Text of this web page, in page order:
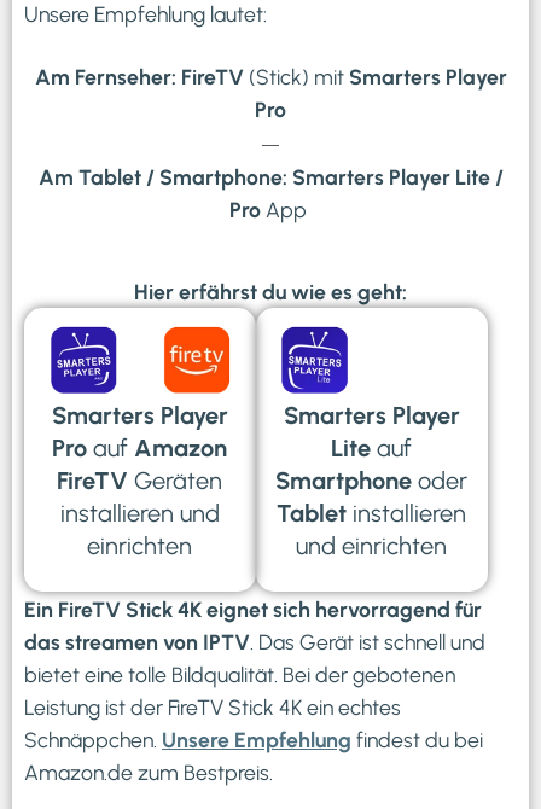
Unsere Empfehlung lautet:
Am Fernseher: FireTV (Stick) mit Smarters Player
Pro
—
Am Tablet / Smartphone: Smarters Player Lite /
Pro App
Hier erfährst du wie es geht:
Smarters Player
Pro auf Amazon
FireTV Geräten
installieren und
einrichten
Smarters Player
Lite auf
Smartphone oder
Tablet installieren
und einrichten
Ein FireTV Stick 4K eignet sich hervorragend für
das streamen von IPTV . Das Gerät ist schnell und
bietet eine tolle Bildqualität. Bei der gebotenen
Leistung ist der FireTV Stick 4K ein echtes
Schnäppchen. Unsere Empfehlung findest du bei
Amazon.de zum Bestpreis.